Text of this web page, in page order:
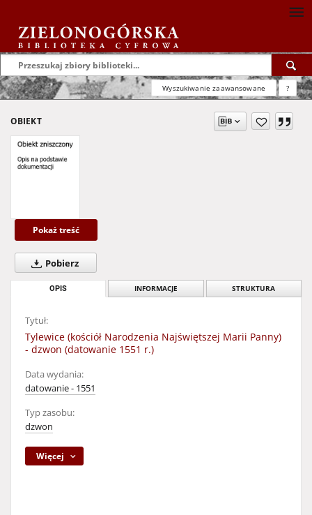
Wyszukiwanie zaawansowane ?
OBIEKT
Pokaż treść
Pobierz
OPIS INFORMACJE STRUKTURA
Tytuł:
Tylewice (kościół Narodzenia Najświętszej Marii Panny)
- dzwon (datowanie 1551 r.)
Data wydania:
datowanie - 1551
Typ zasobu:
dzwon
Więcej